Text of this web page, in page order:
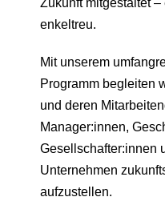
enkeltreu.
Mit unserem
Programm begleiten
und deren
Manager:innen,
Gesellschafter:innen
Unternehmen
aufzustellen.